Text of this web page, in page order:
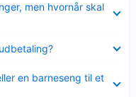
men hvornår skal
en barneseng til et